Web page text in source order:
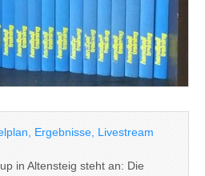
Ergebnisse, Livestream
in Altensteig steht an: Die